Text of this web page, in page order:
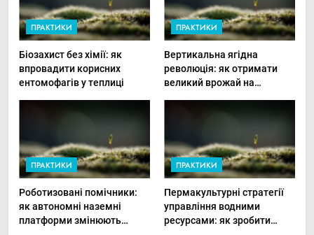
ПРАКТИКИ
Біозахист без хімії: як
впровадити корисних
ентомофагів у теплиці
ПРАКТИКИ
Вертикальна ягідна
революція: як отримати
великий врожай на
ПРАКТИКИ
Роботизовані помічники:
як автономні наземні
платформи змінюють
ПРАКТИКИ
Пермакультурні стратегії
управління водними
ресурсами: як зробити